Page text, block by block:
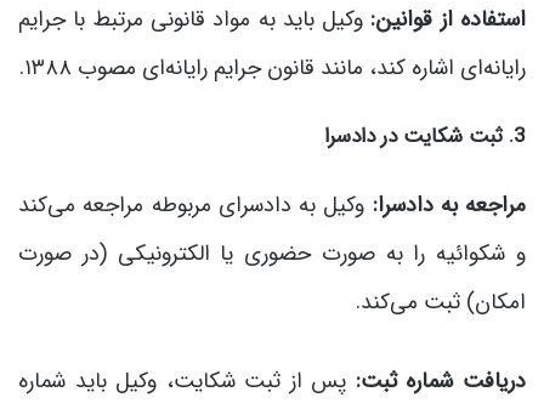
استفاده از قوانین: وکیل باید به مواد قانونی مرتبط با جرایم
رایانه‌ای اشاره کند، مانند قانون جرایم رایانه‌ای مصوب ۱۳۸۸.
3. ثبت شکایت در دادسرا
مراجعه به دادسرا: وکیل به دادسرای مربوطه مراجعه می‌کند
و شکوائیه را به صورت حضوری یا الکترونیکی (در صورت
امکان) ثبت می‌کند.
دریافت شماره ثبت: پس از ثبت شکایت، وکیل باید شماره